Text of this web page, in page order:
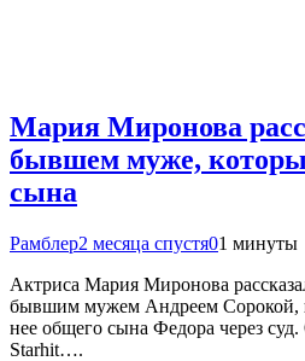
Мария Миронова
бывшем муже,
сына
Рамблер2 месяца спустя01 минуты
Актриса Мария Миронова
бывшим мужем Андреем Сорокой,
нее общего сына Федора через
Starhit….